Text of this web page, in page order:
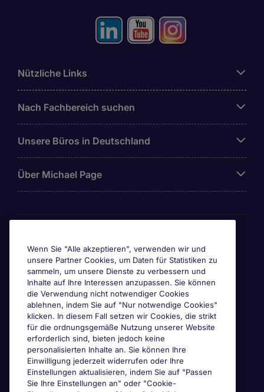
Nützliche Links
Nach Fachbereich suchen
Unsere Büros in Deutschland
Über Michael Page
Wenn Sie "Alle akzeptieren", verwenden wir und
unsere Partner Cookies, um Daten für Statistiken zu
sammeln, um unsere Dienste zu verbessern und
Inhalte auf Ihre Interessen anzupassen. Sie können
die Verwendung nicht notwendiger Cookies
ablehnen, indem Sie auf "Nur notwendige Cookies"
klicken. In diesem Fall setzen wir Cookies, die strikt
für die ordnungsgemäße Nutzung unserer Website
erforderlich sind, bieten jedoch keine
personalisierten Inhalte an. Sie können Ihre
Einwilligung jederzeit widerrufen oder Ihre
Einstellungen aktualisieren, indem Sie auf "Passen
Sie Ihre Einstellungen an" oder "Cookie-